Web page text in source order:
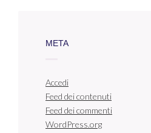
META
Accedi
Feed dei contenuti
Feed dei commenti
WordPress.org